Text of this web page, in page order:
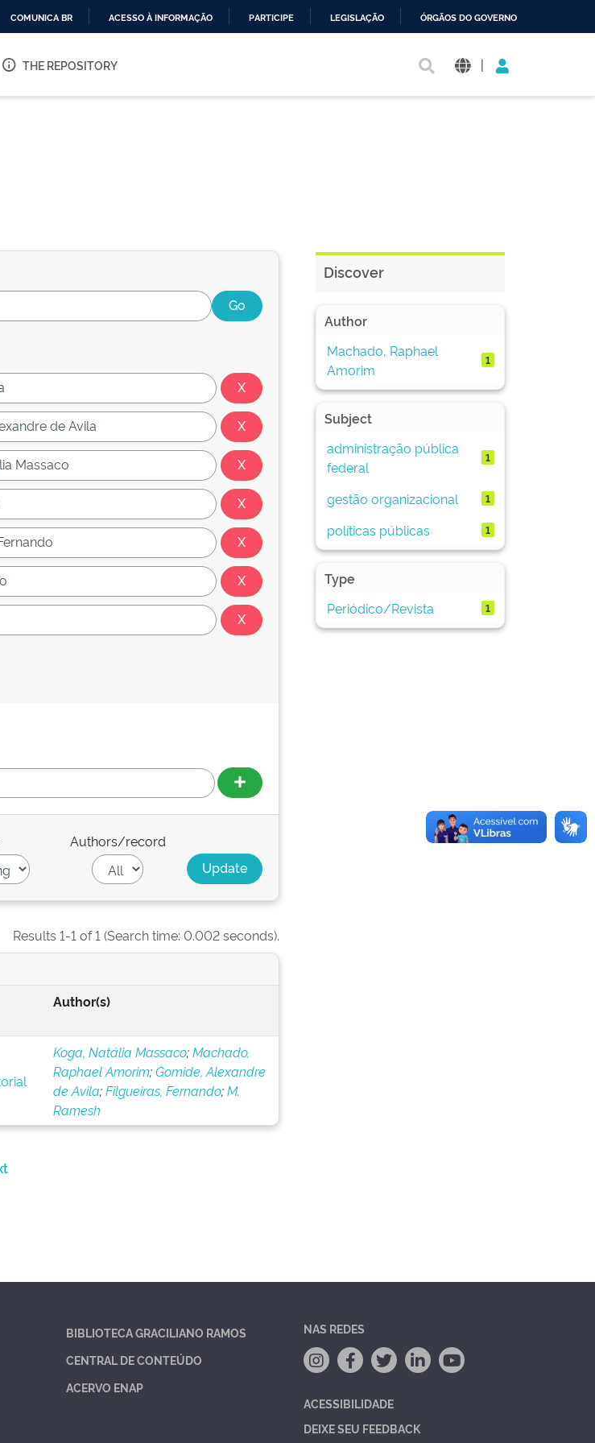
O
COMUNICA BR ACESSO À INFORMAÇÃO PARTICIPE LEGISLAÇÃO ÓRGÃOS DO GOVERNO
THE REPOSITORY |
Authors/record
Results 1-1 of 1 (Search time: 0.002 seconds).
Author(s)
Koga, Natália Massaco;Machado,
Raphael Amorim;Gomide, Alexandre
de Avila;Filgueiras, Fernando;M.
Ramesh
Discover
Author
Machado, Raphael
Amorim
1
Subject
administração pública
federal
1
gestão organizacional 1
políticas públicas 1
Type
Periódico/Revista
1
BIBLIOTECA GRACILIANO RAMOS
CENTRAL DE CONTEÚDO
ACERVO ENAP
NAS REDES
ACESSIBILIDADE
DEIXE SEU FEEDBACK